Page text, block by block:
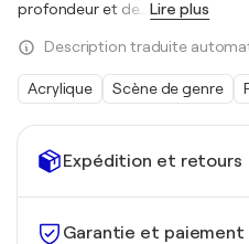
Expédition et retours
Garantie et paiement
profondeur et de… Lire plus
Description traduite
Acrylique Scène de genre